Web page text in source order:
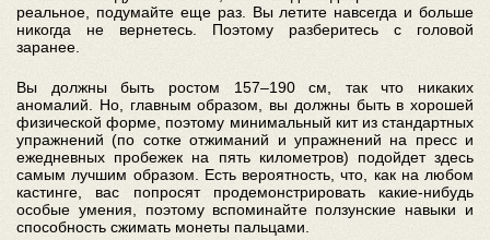
реальное, подумайте еще раз. Вы летите навсегда и больше
никогда не вернетесь. Поэтому разберитесь с головой
заранее.
Вы должны быть ростом 157–190 см, так что никаких
аномалий. Но, главным образом, вы должны быть в хорошей
физической форме, поэтому минимальный кит из стандартных
упражнений (по сотке отжиманий и упражнений на пресс и
ежедневных пробежек на пять километров) подойдет здесь
самым лучшим образом. Есть вероятность, что, как на любом
кастинге, вас попросят продемонстрировать какие-нибудь
особые умения, поэтому вспоминайте ползунские навыки и
способность сжимать монеты пальцами.